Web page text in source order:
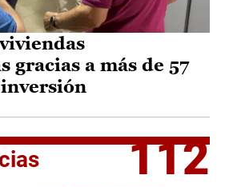
gracias a más de 57
112